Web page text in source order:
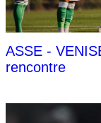
ASSE -
rencontre